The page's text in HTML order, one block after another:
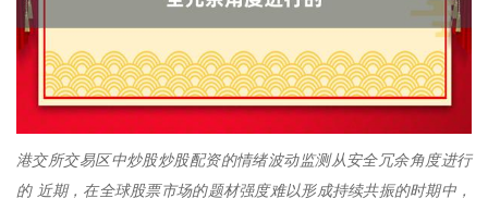
港交所交易区中炒股炒股配资的情绪波动监测从安全冗余角度进行
的 近期，在全球股票市场的题材强度难以形成持续共振的时期中，